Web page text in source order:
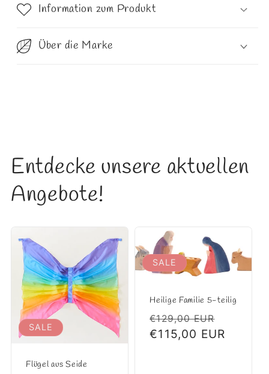
Information zum Produkt
Über die Marke
Entdecke unsere aktuellen
Angebote!
SALE
Flügel aus Seide
SALE
Heilige Familie 5-teilig
Normaler
Preis
€129,00 EUR
€115,00 EUR